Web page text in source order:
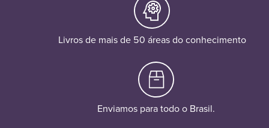
Livros de mais de 50 áreas do conhecimento
Enviamos para todo o Brasil.